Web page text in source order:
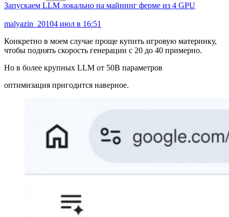
Запускаем LLM локально на майнинг ферме из 4 GPU
malyazin_20104 июл в 16:51
Конкретно в моем случае проще купить игровую материнку,
чтобы поднять скорость генерации с 20 до 40 примерно.
Но в более крупных LLM от 50В параметров
оптимизация пригодится наверное.